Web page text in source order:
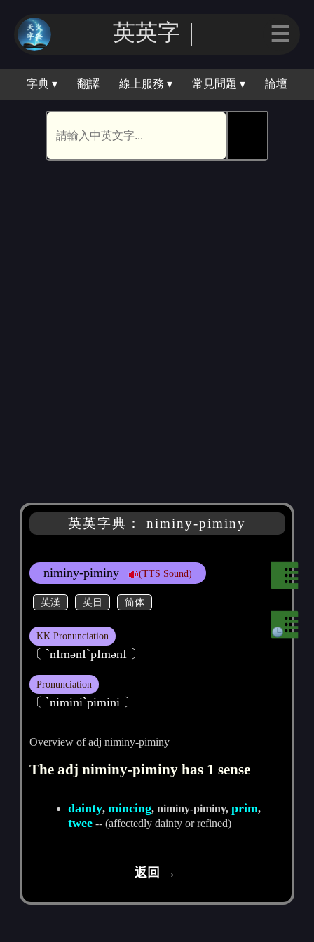
英英｜ ☰
字典 ▾ 翻譯 線上服務 ▾ 常見問題 ▾ 論壇
英英字典： niminy-piminy
niminy-piminy (TTS Sound)
英漢 英日 简体
KK Pronunciation
〔 `nImәnI`pImәnI 〕
Pronunciation
〔 ˋniminiˋpimini 〕
Overview of adj niminy-piminy
The adj niminy-piminy has 1 sense
dainty,mincing, niminy-piminy,prim,
twee -- (affectedly dainty or refined)
返回 →